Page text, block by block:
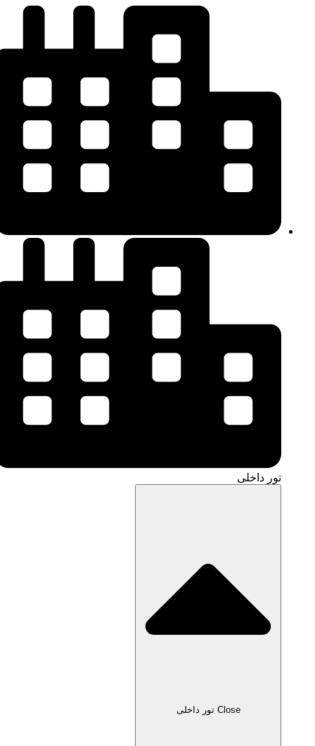
تور داخلی
Close تور داخلی